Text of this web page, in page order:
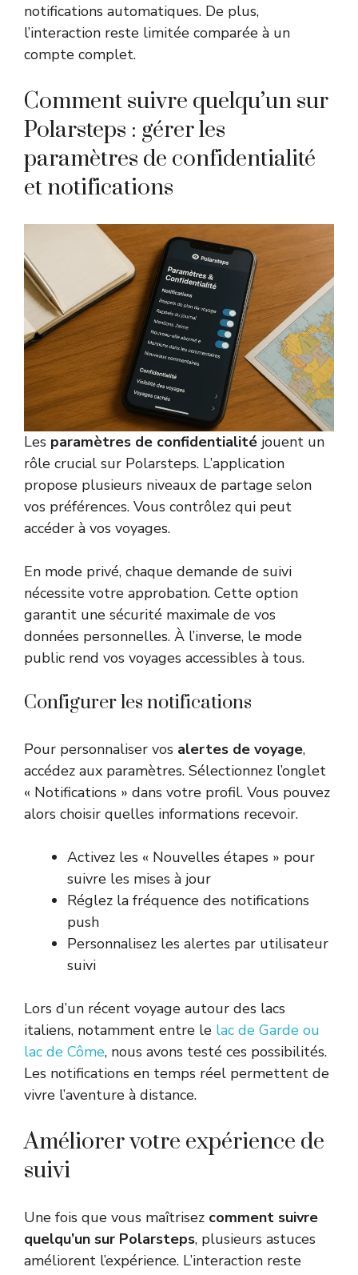
notifications automatiques. De plus,
l’interaction reste limitée comparée à un
compte complet.
Comment suivre quelqu’un sur
Polarsteps : gérer les
paramètres de confidentialité
et notifications
Les paramètres de confidentialité jouent un
rôle crucial sur Polarsteps. L’application
propose plusieurs niveaux de partage selon
vos préférences. Vous contrôlez qui peut
accéder à vos voyages.
En mode privé, chaque demande de suivi
nécessite votre approbation. Cette option
garantit une sécurité maximale de vos
données personnelles. À l’inverse, le mode
public rend vos voyages accessibles à tous.
Configurer les notifications
Pour personnaliser vos alertes de voyage,
accédez aux paramètres. Sélectionnez l’onglet
« Notifications » dans votre profil. Vous pouvez
alors choisir quelles informations recevoir.
Activez les « Nouvelles étapes » pour
suivre les mises à jour
Réglez la fréquence des notifications
push
Personnalisez les alertes par utilisateur
suivi
Lors d’un récent voyage autour des lacs
italiens, notamment entre le lac de Garde ou
lac de Côme, nous avons testé ces possibilités.
Les notifications en temps réel permettent de
vivre l’aventure à distance.
Améliorer votre expérience de
suivi
Une fois que vous maîtrisez comment suivre
quelqu’un sur Polarsteps, plusieurs astuces
améliorent l’expérience. L’interaction reste